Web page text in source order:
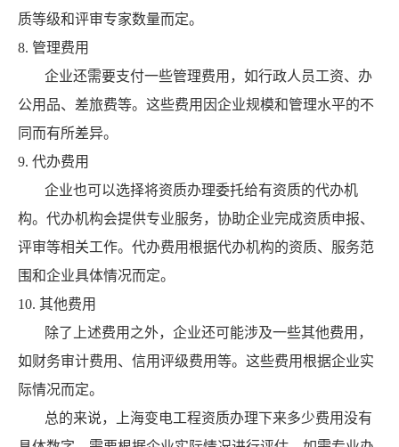
质等级和评审专家数量而定。
8. 管理费用
企业还需要支付一些管理费用，如行政人员工资、办
公用品、差旅费等。这些费用因企业规模和管理水平的不
同而有所差异。
9. 代办费用
企业也可以选择将资质办理委托给有资质的代办机
构。代办机构会提供专业服务，协助企业完成资质申报、
评审等相关工作。代办费用根据代办机构的资质、服务范
围和企业具体情况而定。
10. 其他费用
除了上述费用之外，企业还可能涉及一些其他费用，
如财务审计费用、信用评级费用等。这些费用根据企业实
际情况而定。
总的来说，上海变电工程资质办理下来多少费用没有